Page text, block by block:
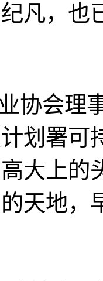
凡，也
会理事
划署可
大上的
天地，